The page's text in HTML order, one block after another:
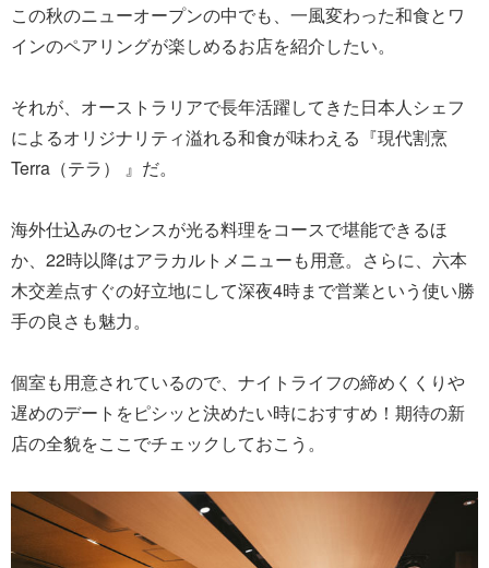
この秋のニューオープンの中でも、一風変わった和食とワ
インのペアリングが楽しめるお店を紹介したい。
それが、オーストラリアで長年活躍してきた日本人シェフ
によるオリジナリティ溢れる和食が味わえる『現代割烹
Terra（テラ） 』だ。
海外仕込みのセンスが光る料理をコースで堪能できるほ
か、22時以降はアラカルトメニューも用意。さらに、六本
木交差点すぐの好立地にして深夜4時まで営業という使い勝
手の良さも魅力。
個室も用意されているので、ナイトライフの締めくくりや
遅めのデートをピシッと決めたい時におすすめ！期待の新
店の全貌をここでチェックしておこう。